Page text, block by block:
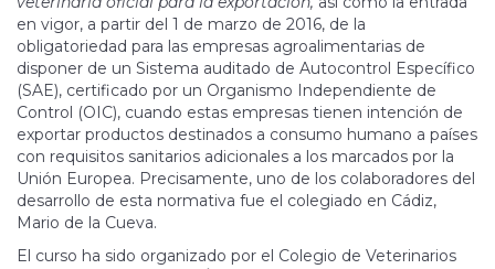
en vigor, a partir del 1 de marzo de 2016, de la
obligatoriedad para las empresas agroalimentarias de
disponer de un Sistema auditado de Autocontrol Específico
(SAE), certificado por un Organismo Independiente de
Control (OIC), cuando estas empresas tienen intención de
exportar productos destinados a consumo humano a países
con requisitos sanitarios adicionales a los marcados por la
Unión Europea. Precisamente, uno de los colaboradores del
desarrollo de esta normativa fue el colegiado en Cádiz,
Mario de la Cueva.
El curso ha sido organizado por el Colegio de Veterinarios